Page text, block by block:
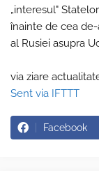
„interesul"
înainte de cea
al Rusiei asupra
via ziare
Sent via IFTTT
Facebook